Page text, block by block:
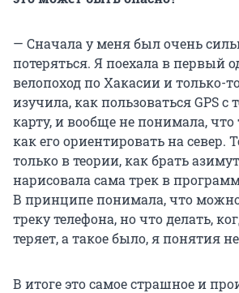
— Сначала у меня был очень
потеряться. Я поехала в первый
велопоход по Хакасии и только-
изучила, как пользоваться GPS с
карту, и вообще не понимала, что
как его ориентировать на север.
только в теории, как брать
нарисовала сама трек в
В принципе понимала, что
треку телефона, но что делать,
теряет, а такое было, я понятия
В итоге это самое страшное и